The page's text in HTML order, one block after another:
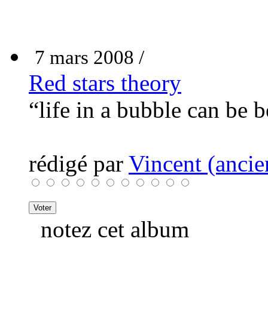
7 mars 2008 /
Red stars theory
“life in a bubble can be
rédigé par Vincent
notez cet album